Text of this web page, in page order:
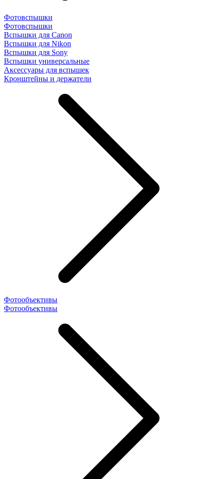
Фотовспышки
Фотовспышки
Вспышки для Canon
Вспышки для Nikon
Вспышки для Sony
Вспышки универсальные
Аксесcуары для вспышек
Кронштейны и держатели
Фотообъективы
Фотообъективы